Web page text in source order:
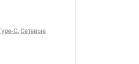
C,Сетевые